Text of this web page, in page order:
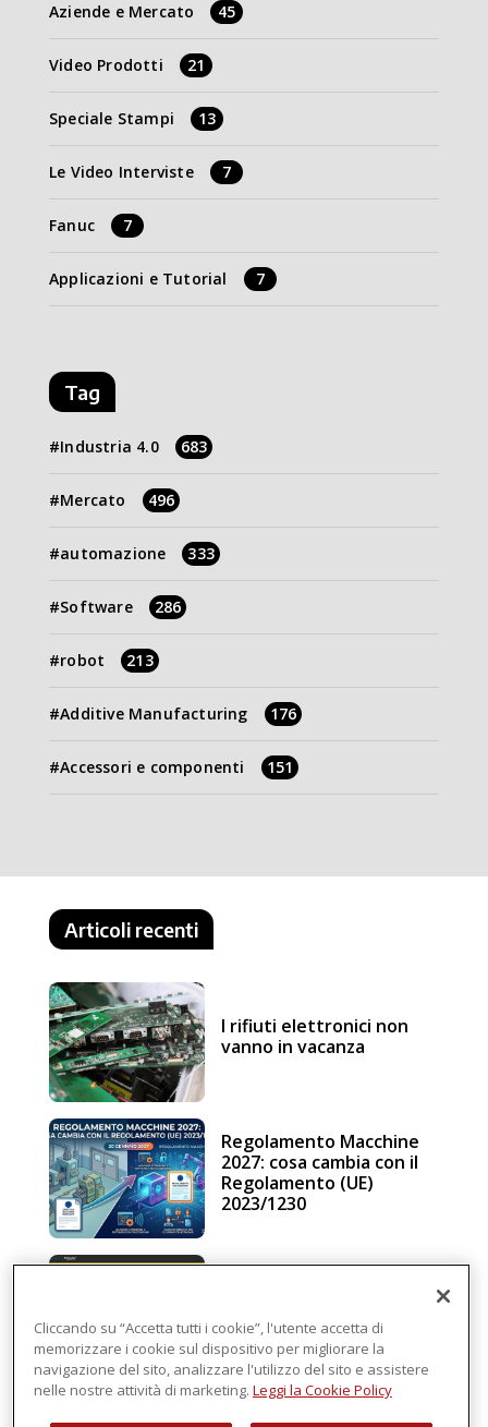
Aziende e Mercato 45
Video Prodotti 21
Speciale Stampi 13
Le Video Interviste 7
Fanuc 7
Applicazioni e Tutorial 7
Tag
Industria 4.0 683
Mercato 496
automazione 333
Software 286
robot 213
Additive Manufacturing 176
Accessori e componenti 151
Articoli recenti
I rifiuti elettronici non
vanno in vacanza
Regolamento Macchine
2027: cosa cambia con il
Regolamento (UE)
2023/1230
intelligenza in cloud
Cliccando su “Accetta tutti i cookie”, l'utente accetta di
memorizzare i cookie sul dispositivo per migliorare la
navigazione del sito, analizzare l'utilizzo del sito e assistere
nelle nostre attività di marketing. Leggi la Cookie Policy